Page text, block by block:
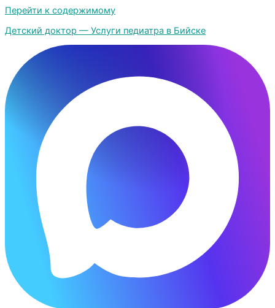
Перейти к содержимому
Детский доктор — Услуги педиатра в Бийске